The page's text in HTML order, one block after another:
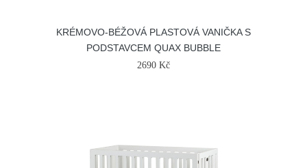
KRÉMOVO-BÉŽOVÁ PLASTOVÁ VANIČKA S
PODSTAVCEM QUAX BUBBLE
2690 Kč